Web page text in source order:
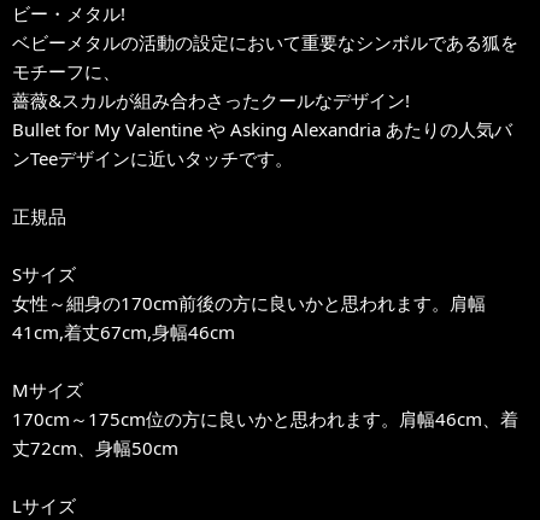
ビー・メタル!
ベビーメタルの活動の設定において重要なシンボルである狐を
モチーフに、
薔薇&スカルが組み合わさったクールなデザイン!
Bullet for My Valentine や Asking Alexandria あたりの人気バ
ンTeeデザインに近いタッチです。
正規品
Sサイズ
女性～細身の170cm前後の方に良いかと思われます。肩幅
41cm,着丈67cm,身幅46cm
Mサイズ
170cm～175cm位の方に良いかと思われます。肩幅46cm、着
丈72cm、身幅50cm
Lサイズ